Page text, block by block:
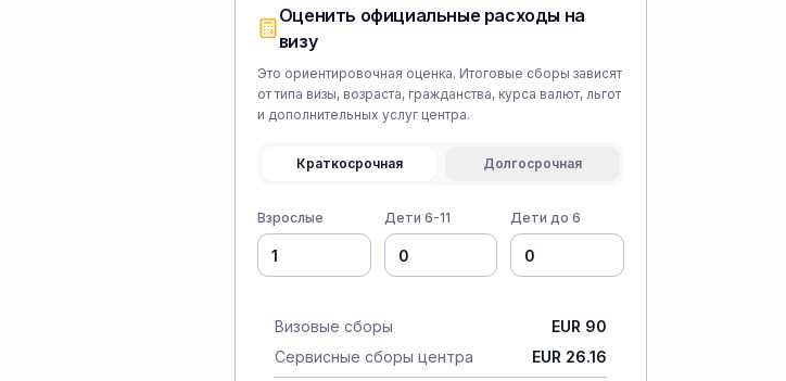
Оценить официальные расходы на
визу
Это ориентировочная оценка. Итоговые сборы зависят
от типа визы, возраста, гражданства, курса валют, льгот
и дополнительных услуг центра.
Краткосрочная Долгосрочная
Взрослые Дети 6-11 Дети до 6
Визовые сборы
EUR 90
Сервисные сборы центра
EUR 26.16